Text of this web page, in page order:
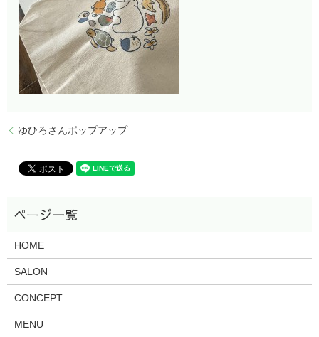
ゆひろさんポップアップ
HOME
SALON
CONCEPT
MENU